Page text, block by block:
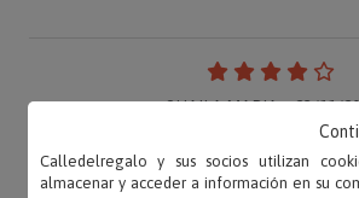
SHAILA MARIA – 23/11/
«El conjunto es muy práctico y
un pero, las letras del maletin
co...»
Calledelregalo y sus socios utilizan
almacenar y acceder a información en su